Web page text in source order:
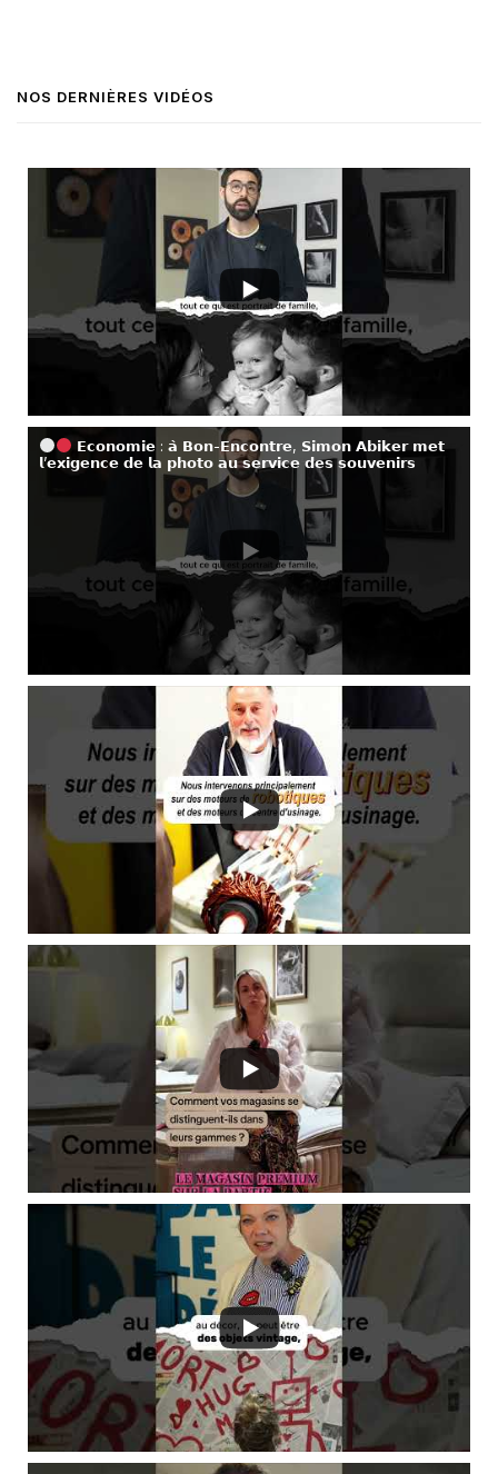
NOS DERNIÈRES VIDÉOS
𝗘𝗰𝗼𝗻𝗼𝗺𝗶𝗲 : 𝗮̀ 𝗕𝗼𝗻-𝗘𝗻𝗰𝗼𝗻𝘁𝗿𝗲, 𝗦𝗶𝗺𝗼𝗻 𝗔𝗯𝗶𝗸𝗲𝗿 𝗺𝗲𝘁
𝗹’𝗲𝘅𝗶𝗴𝗲𝗻𝗰𝗲 𝗱𝗲 𝗹𝗮 𝗽𝗵𝗼𝘁𝗼 𝗮𝘂 𝘀𝗲𝗿𝘃𝗶𝗰𝗲 𝗱𝗲𝘀 𝘀𝗼𝘂𝘃𝗲𝗻𝗶𝗿𝘀